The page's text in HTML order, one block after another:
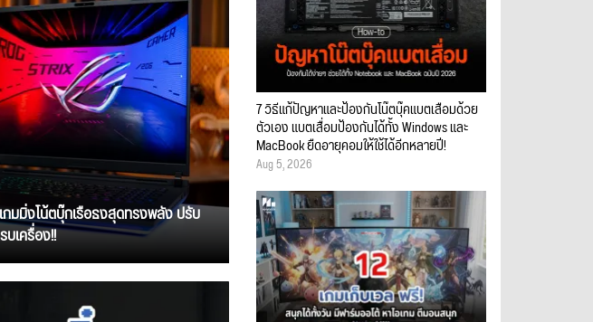
กมมิ่งโน้ตบุ๊กเรือธงสุดทรงพลัง ปรับ
เครื่อง!!
7 วิธีแก้ปัญหาและป้องกันโน๊ตบุ๊คแบตเสื่อมด้วย
ตัวเอง แบตเสื่อมป้องกันได้ทั้ง Windows และ
MacBook ยืดอายุคอมให้ใช้ได้อีกหลายปี!
Aug 5, 2026